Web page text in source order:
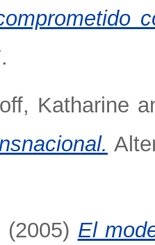
Katharine
(2005) El